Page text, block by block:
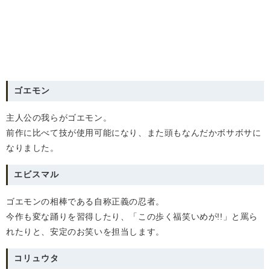
ゴエモン
主人公の我らがゴエモン。
前作に比べて技が使用可能になり、また頭もなんだかボサボサに
なりました。
エビスマル
ゴエモンの相棒である自称正義の忍者。
今作も変な踊りを習得したり、「この歩く福笑いめが!!」と罵ら
れたりと、安定のお笑いを担当します。
コリュウタ